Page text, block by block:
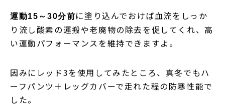
運動15～30分前に塗り込んでおけば血流をしっか
り流し酸素の運搬や老廃物の除去を促してくれ、高
い運動パフォーマンスを維持できますよ。
因みにレッド3を使用してみたところ、真冬でもハ
ーフパンツ＋レッグカバーで走れた程の防寒性能で
した。